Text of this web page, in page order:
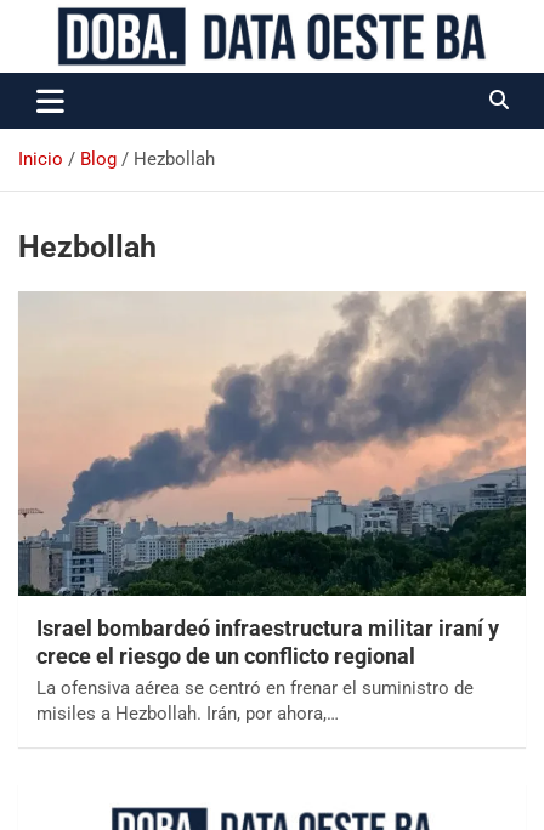
Data Oeste BA
Inicio Blog Hezbollah
Hezbollah
Israel bombardeó infraestructura militar iraní y
crece el riesgo de un conflicto regional
La ofensiva aérea se centró en frenar el suministro de
misiles a Hezbollah. Irán, por ahora,…